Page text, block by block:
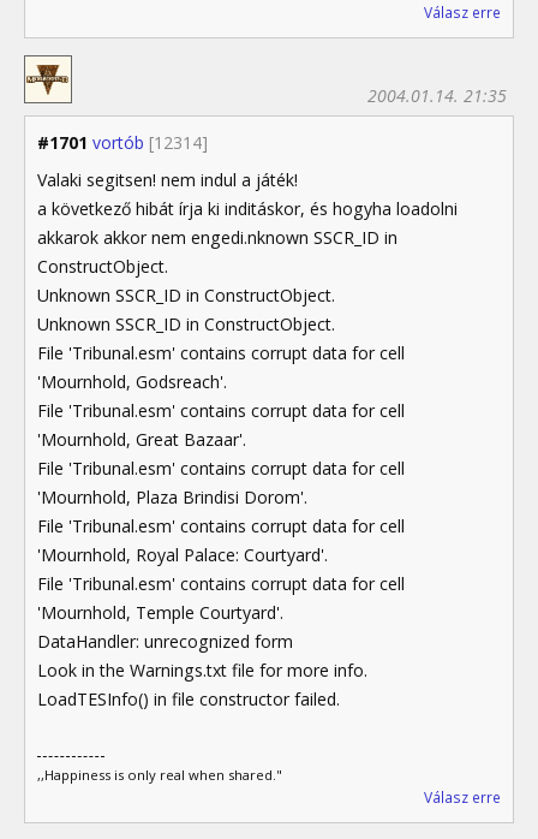
Válasz erre
#1701 vortób [12314]
2004.01.14. 21:35
Valaki segitsen! nem indul a játék!
a következő hibát írja ki inditáskor, és hogyha loadolni
akkarok akkor nem engedi.nknown SSCR_ID in
ConstructObject.
Unknown SSCR_ID in ConstructObject.
Unknown SSCR_ID in ConstructObject.
File 'Tribunal.esm' contains corrupt data for cell
'Mournhold, Godsreach'.
File 'Tribunal.esm' contains corrupt data for cell
'Mournhold, Great Bazaar'.
File 'Tribunal.esm' contains corrupt data for cell
'Mournhold, Plaza Brindisi Dorom'.
File 'Tribunal.esm' contains corrupt data for cell
'Mournhold, Royal Palace: Courtyard'.
File 'Tribunal.esm' contains corrupt data for cell
'Mournhold, Temple Courtyard'.
DataHandler: unrecognized form
Look in the Warnings.txt file for more info.
LoadTESInfo() in file constructor failed.
,,Happiness is only real when shared."
Válasz erre